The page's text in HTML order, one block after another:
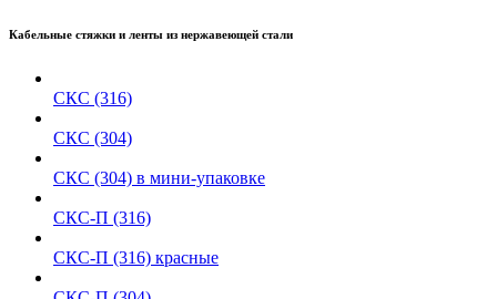
Кабельные стяжки и ленты из нержавеющей стали
СКС (316)
СКС (304)
СКС (304) в мини-упаковке
СКС-П (316)
СКС-П (316) красные